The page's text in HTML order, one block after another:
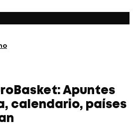
Apuntes
calendario, países